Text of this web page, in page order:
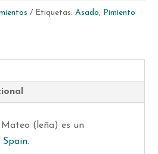
Etiquetas:Asado, Pimiento
(leña) es un
Spain.